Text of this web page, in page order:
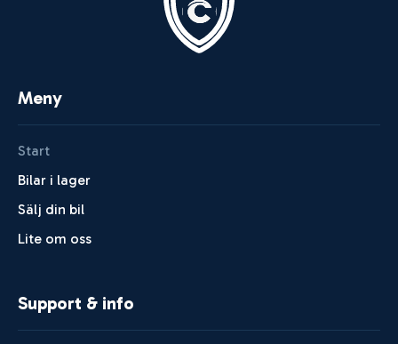
Meny
Start
Bilar i lager
Sälj din bil
Lite om oss
Support & info